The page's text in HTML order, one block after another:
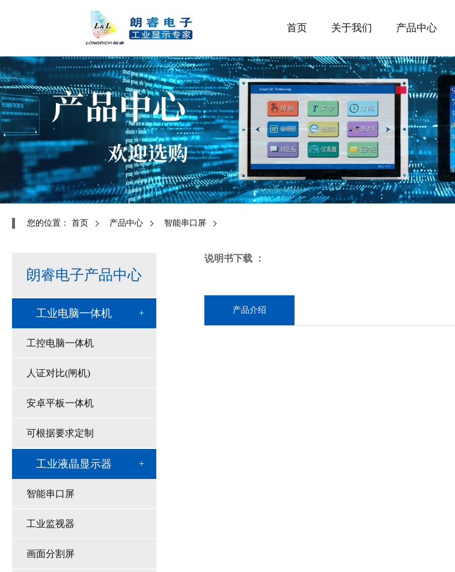
首页 关于我们 产品中心
您的位置： 首页 产品中心 智能串口屏
朗睿电子产品中心
工业电脑一体机
工控电脑一体机
人证对比(闸机)
安卓平板一体机
可根据要求定制
工业液晶显示器
智能串口屏
工业监视器
画面分割屏
说明书下载 ：
产品介绍